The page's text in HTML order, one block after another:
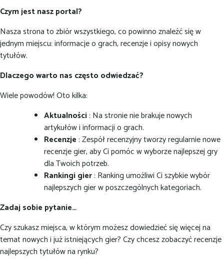
Czym jest nasz portal?
Nasza strona to zbiór wszystkiego, co powinno znaleźć się w
jednym miejscu: informacje o grach, recenzje i opisy nowych
tytułów.
Dlaczego warto nas często odwiedzać?
Wiele powodów! Oto kilka:
Aktualności: Na stronie nie brakuje nowych
artykułów i informacji o grach.
Recenzje: Zespół recenzyjny tworzy regularnie nowe
recenzje gier, aby Ci pomóc w wyborze najlepszej gry
dla Twoich potrzeb.
Rankingi gier: Ranking umożliwi Ci szybkie wybór
najlepszych gier w poszczególnych kategoriach.
Zadaj sobie pytanie…
Czy szukasz miejsca, w którym możesz dowiedzieć się więcej na
temat nowych i już istniejących gier? Czy chcesz zobaczyć recenzje
najlepszych tytułów na rynku?